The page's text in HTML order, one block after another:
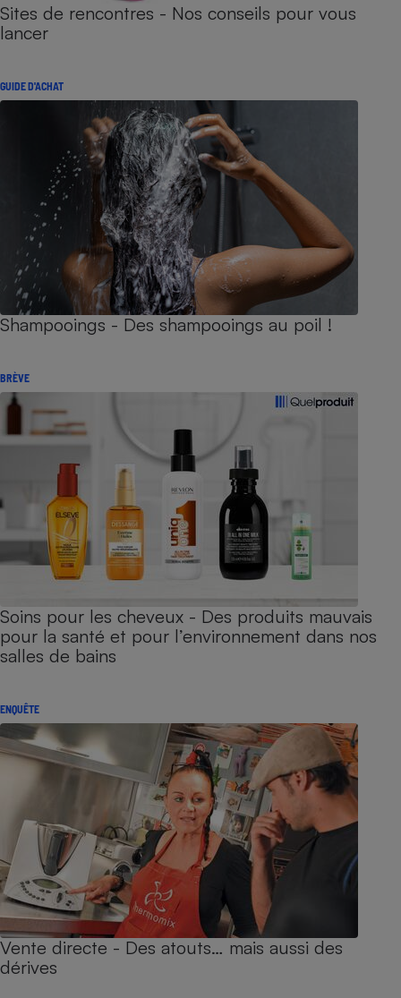
Sites de rencontres - Nos conseils pour vous
lancer
GUIDE D'ACHAT
Shampooings - Des shampooings au poil !
BRÈVE
Soins pour les cheveux - Des produits mauvais
pour la santé et pour l’environnement dans nos
salles de bains
ENQUÊTE
Vente directe - Des atouts… mais aussi des
dérives